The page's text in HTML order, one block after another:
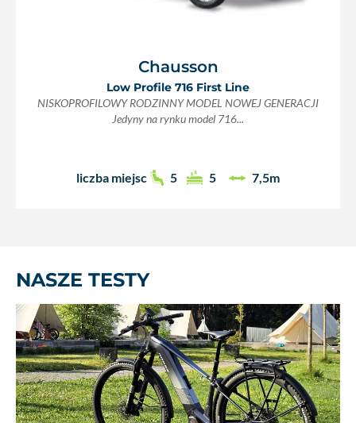
Chausson
Low Profile 716 First Line
NISKOPROFILOWY RODZINNY MODEL NOWEJ GENERACJI
Jedyny na rynku model 716...
liczba miejsc 5 5 7,5m
NASZE TESTY